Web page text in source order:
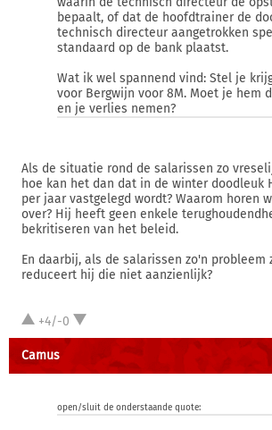
bepaalt, of dat de hoofdtrainer de
technisch directeur aangetrokken
standaard op de bank plaatst.
Wat ik wel spannend vind: Stel je
voor Bergwijn voor 8M. Moet je hem
en je verlies nemen?
Als de situatie rond de salarissen zo
hoe kan het dan dat in de winter doodleuk
per jaar vastgelegd wordt? Waarom horen
over? Hij heeft geen enkele
bekritiseren van het beleid.
En daarbij, als de salarissen zo'n probleem
reduceert hij die niet aanzienlijk?
+4/-0
Camus
open/sluit de onderstaande quote: